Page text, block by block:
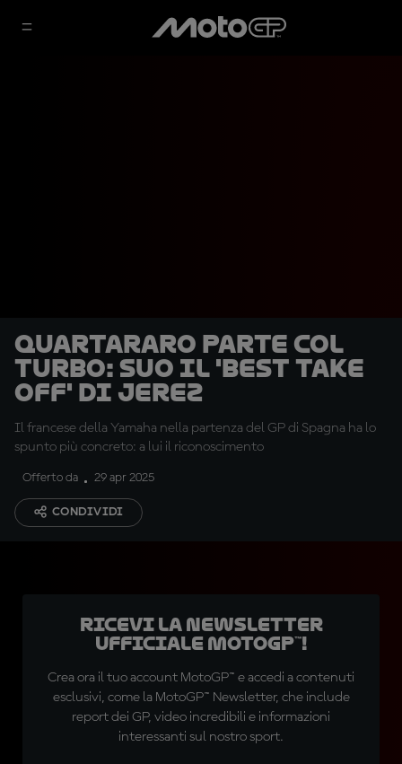
Quartararo parte col
turbo: suo il 'Best Take
Off' di Jerez
Il francese della Yamaha nella partenza del GP di Spagna ha lo
spunto più concreto: a lui il riconoscimento
Offerto da 29 apr 2025
CONDIVIDI
Ricevi la newsletter
ufficiale MotoGP™!
Crea ora il tuo account MotoGP™ e accedi a contenuti
esclusivi, come la MotoGP™ Newsletter, che include
report dei GP, video incredibili e informazioni
interessanti sul nostro sport.